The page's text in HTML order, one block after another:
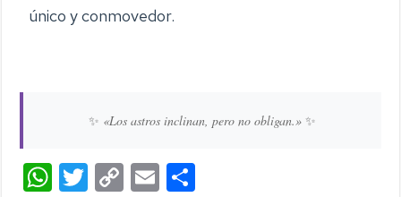
único y conmovedor.
✨ «Los astros inclinan, pero no obligan.»✨
W T C E